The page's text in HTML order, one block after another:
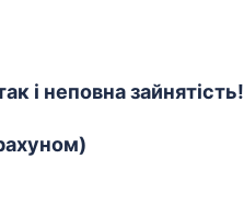
і неповна зайнятість!